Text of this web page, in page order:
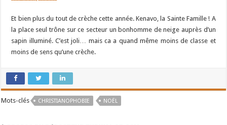
Et bien plus du tout de crèche cette année. Kenavo, la Sainte Famille ! A
la place seul trône sur ce secteur un bonhomme de neige auprès d’un
sapin illuminé. C’est joli… mais ca a quand même moins de classe et
moins de sens qu’une crèche.
Mots-clés CHRISTIANOPHOBIE NOËL